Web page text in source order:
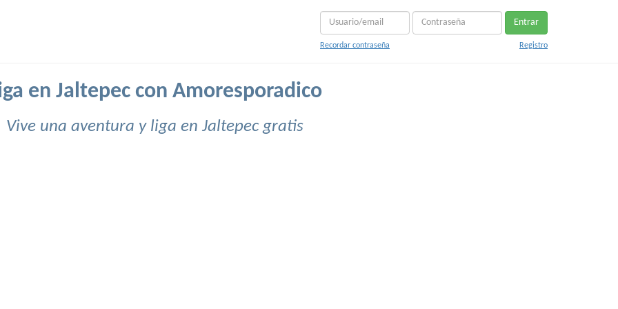
Entrar
Recordar contraseña Registro
en Jaltepec con Amoresporadico
Vive una aventura y liga en Jaltepec gratis